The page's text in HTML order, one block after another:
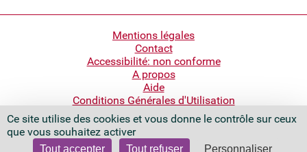
Ce site utilise des cookies et vous donne le contrôle sur ceux
que vous souhaitez activer
Tout accepter Tout refuser Personnaliser
Mentions légales
Contact
Accessibilité: non conforme
A propos
Aide
Conditions Générales d'Utilisation
Bibliothèque nationale de France
Quai François Mauriac
75706 Paris Cedex 13 - France